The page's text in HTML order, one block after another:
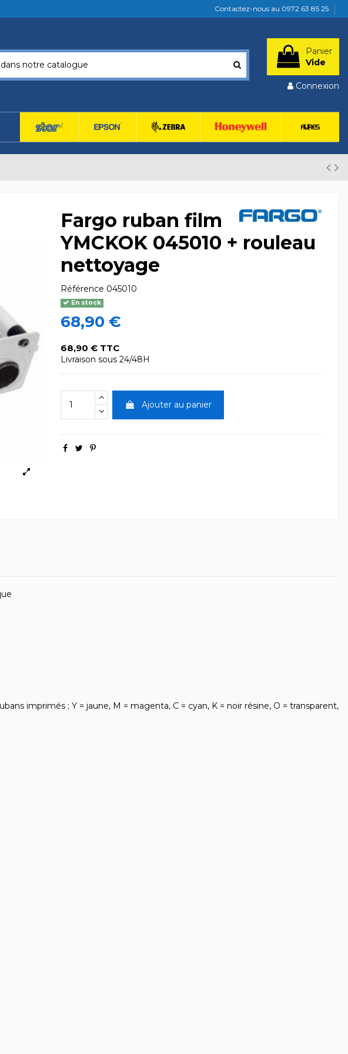
Contactez-nous au 0972 63 85 25
Panier
Vide
Connexion
Fargo ruban film
YMCKOK 045010 + rouleau
nettoyage
Référence 045010
En stock
68,90 €
68,90 € TTC
Livraison sous 24/48H
Ajouter au panier
imprimés ; Y = jaune, M = magenta, C = cyan, K = noir résine, O = transparent,